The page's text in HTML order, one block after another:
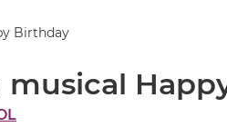
Birthday
musical